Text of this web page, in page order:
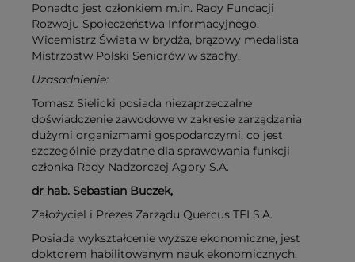
Ponadto jest członkiem m.in. Rady Fundacji
Rozwoju Społeczeństwa Informacyjnego.
Wicemistrz Świata w brydża, brązowy medalista
Mistrzostw Polski Seniorów w szachy.
Uzasadnienie:
Tomasz Sielicki posiada niezaprzeczalne
doświadczenie zawodowe w zakresie zarządzania
dużymi organizmami gospodarczymi, co jest
szczególnie przydatne dla sprawowania funkcji
członka Rady Nadzorczej Agory S.A.
dr hab. Sebastian Buczek,
Założyciel i Prezes Zarządu Quercus TFI S.A.
Posiada wykształcenie wyższe ekonomiczne, jest
doktorem habilitowanym nauk ekonomicznych,